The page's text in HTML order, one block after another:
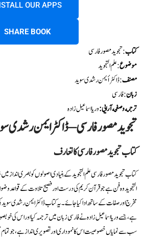
OUR APPS
SHARE BOOK
کتاب: تجوید مصور فارسی
موضوع: علم التجوید
مصنف: ڈاکٹر أيمن رشدى سويد
زبان: فارسی
ترجمه و صفحه آرایی :وريا اسماعیل زاده
تجوید مصور فارسی – ڈاکٹر ایمن رشدی
کتاب تجوید مصور فارسی کا تعارف
کتاب تجوید مصور فارسی علم التجوید کے بنیادی اصولوں کو بصری انداز
التجوید وہ فن ہے جو قرآن کریم کی درست اور فصیح تلاوت کے قواعد و
مخرج اور صفات کے ساتھ ادا کیا جائے۔ یہ کتاب ڈاکٹر ایمن رشدی سوید
ہے، جسے وریا اسماعیل زاده نے فارسی زبان میں ترجمہ کیا اور اس کی
سب سے نمایاں خصوصیت اس کا نموداری اور تصویری انداز ہے، جو تمام